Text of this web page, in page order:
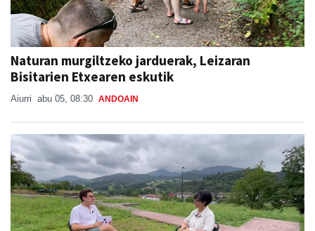
Naturan murgiltzeko jarduerak, Leizaran
Bisitarien Etxearen eskutik
Aiurri abu 05, 08:30 ANDOAIN